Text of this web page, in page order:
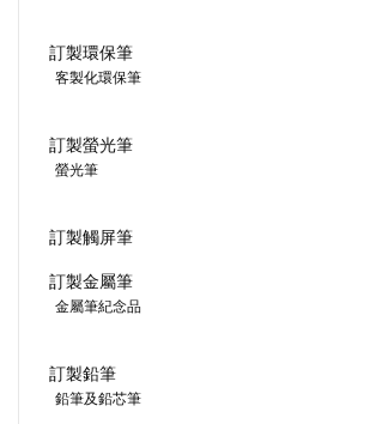
訂製環保筆
客製化環保筆
訂製螢光筆
螢光筆
訂製觸屏筆
訂製金屬筆
金屬筆紀念品
訂製鉛筆
鉛筆及鉛芯筆